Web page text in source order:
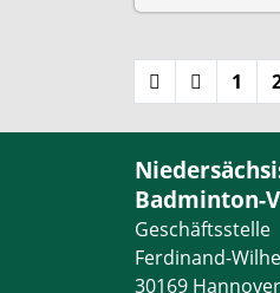
1
Badminton-
Geschäftsstelle
Ferdinand-
30169 Hannover